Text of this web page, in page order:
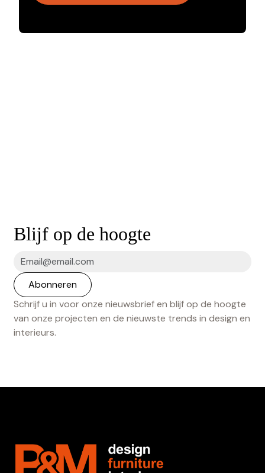
Blijf op de hoogte
Schrijf u in voor onze nieuwsbrief en blijf op de hoogte
van onze projecten en de nieuwste trends in design en
interieurs.